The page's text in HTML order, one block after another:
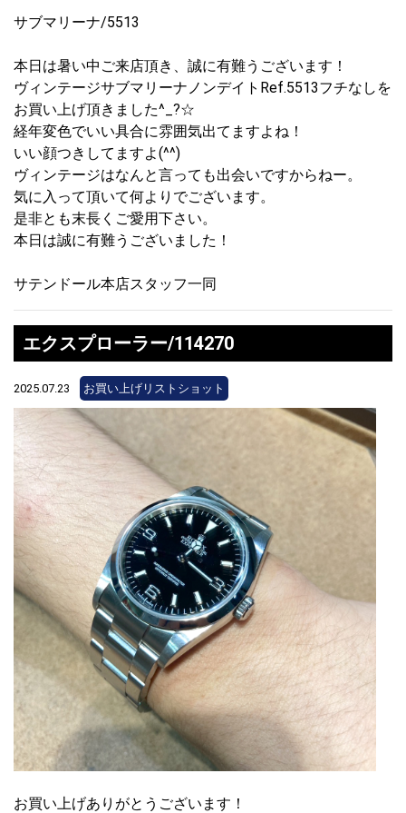
サブマリーナ/5513
本日は暑い中ご来店頂き、誠に有難うございます！
ヴィンテージサブマリーナノンデイトRef.5513フチなしを
お買い上げ頂きました^_?☆
経年変色でいい具合に雰囲気出てますよね！
いい顔つきしてますよ(^^)
ヴィンテージはなんと言っても出会いですからねー。
気に入って頂いて何よりでございます。
是非とも末長くご愛用下さい。
本日は誠に有難うございました！
サテンドール本店スタッフ一同
エクスプローラー/114270
2025.07.23 お買い上げリストショット
お買い上げありがとうございます！